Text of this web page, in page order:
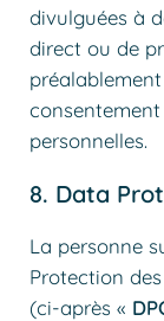
divulguées à
direct ou de
personnelles.
8. Data
La personne
Protection
(ci-après «